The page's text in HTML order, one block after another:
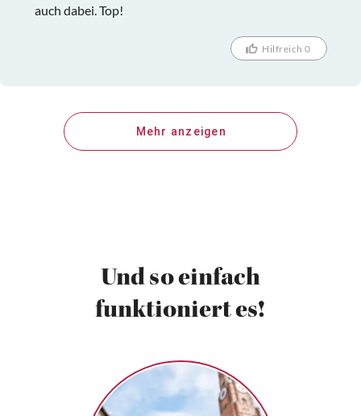
auch dabei. Top!
Hilfreich 0
Mehr anzeigen
Und so einfach
funktioniert es!